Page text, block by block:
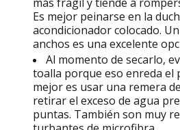
Es mejor peinarse en la
acondicionador colocado.
anchos es una excelente
Al momento de secarlo,
toalla porque eso enreda el
mejor es usar una remera
retirar el exceso de agua
puntas. También son muy